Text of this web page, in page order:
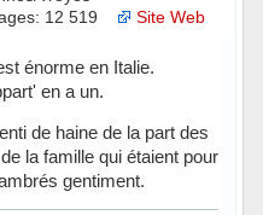
12 519 Site Web
énorme en Italie.
en a un.
de haine de la part des
la famille qui étaient pour
gentiment.